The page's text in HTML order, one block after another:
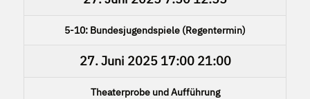
5-10: Bundesjugendspiele (Regentermin)
27. Juni 202517:00 21:00
Theaterprobe und Aufführung